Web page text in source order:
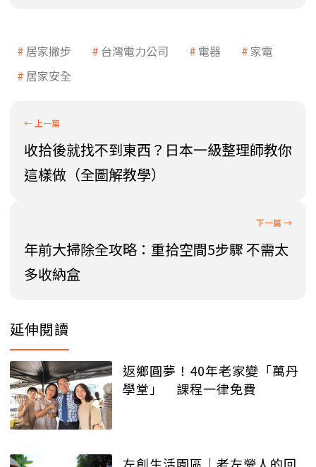
居家撇步 台灣電力公司 電器
家電
居家安全
收拾後就找不到東西？日本一級整理師教你
這樣做（全圖解教學）
年前大掃除全攻略：重拾空間5步驟 不需太
多收納盒
延伸閱讀
返鄉圓夢！40年老家變「萬丹
學堂」 課程一律免費
左創生活園區│老左營人的回